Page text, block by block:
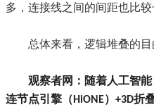
多，连接线之间的间距也比
总体来看，逻辑堆叠的
观察者网：随着人工智
连节点引擎（HiONE）+3D